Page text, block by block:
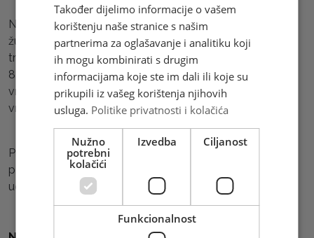
Neradni dan je za sve poštanske urede na području ove
županije osim za poštanske urede koji se nalaze u
trgovačkim centrima (PU 88322 Ljubuški - Namex i PU
88221 Široki Brijeg - Namex). Oni rade redovno radno
vrijeme na ovaj dan, osim u slučaju izmjene radnog
vremena trgovačkog centra.
Prikup, dostava i otprema pošiljaka Brze pošte u
poštanskim uredima ove županije obavljat će se prema
uobičajenom rasporedu.
Također dijelimo informacije o vašem
korištenju naše stranice s našim
partnerima za oglašavanje i analitiku koji
ih mogu kombinirati s drugim
informacijama koje ste im dali ili koje su
prikupili iz vašeg korištenja njihovih
usluga. Politike privatnosti i kolačića
Nužno
potrebni
kolačići
Izvedba Ciljanost
Funkcionalnost